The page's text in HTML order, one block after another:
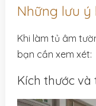
Những lưu
Khi làm tủ âm
bạn cần xem xét:
Kích thước và